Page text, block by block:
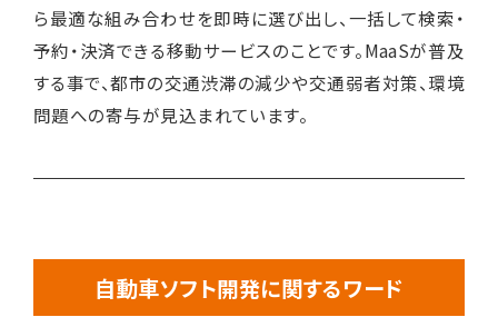
ら最適な組み合わせを即時に選び出し、一括して検索・
予約・決済できる移動サービスのことです。MaaSが普及
する事で、都市の交通渋滞の減少や交通弱者対策、環境
問題への寄与が見込まれています。
自動車ソフト開発に関するワード